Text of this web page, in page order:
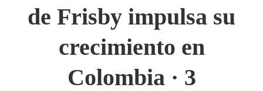
de Frisby impulsa su
crecimiento en
Colombia · 3